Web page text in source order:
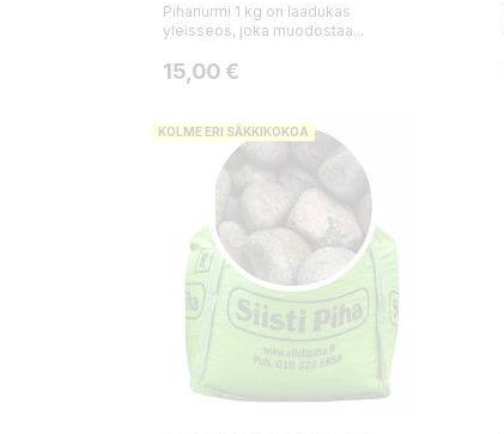
Pihanurmi 1 kg on laadukas
yleisseos, joka muodostaa...
Hinta
15,00 €
KOLME ERI SÄKKIKOKOA